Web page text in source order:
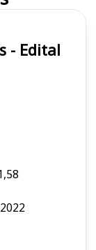
- Edital